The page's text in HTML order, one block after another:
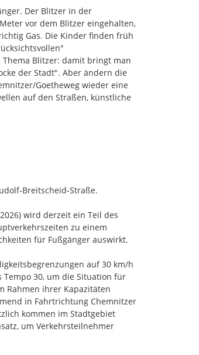
Der Blitzer in der
vor dem Blitzer eingehalten,
Gas. Die Kinder finden früh
Blitzer: damit bringt man
der Stadt". Aber ändern die
Goetheweg wieder eine
auf den Straßen, künstliche
wird derzeit ein Teil des
zu einem
für Fußgänger auswirkt.
auf 30 km/h
30, um die Situation für
Rahmen ihrer Kapazitäten
in Fahrtrichtung Chemnitzer
kommen im Stadtgebiet
um Verkehrsteilnehmer